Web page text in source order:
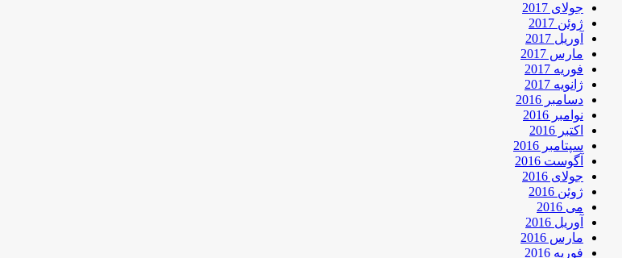
جولای 2017
ژوئن 2017
آوریل 2017
مارس 2017
فوریه 2017
ژانویه 2017
دسامبر 2016
نوامبر 2016
اکتبر 2016
سپتامبر 2016
آگوست 2016
جولای 2016
ژوئن 2016
می 2016
آوریل 2016
مارس 2016
فوریه 2016